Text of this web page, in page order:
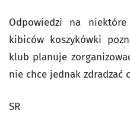
Odpowiedzi na
kibiców koszykówki
klub planuje
nie chce jednak zdradzać
SR